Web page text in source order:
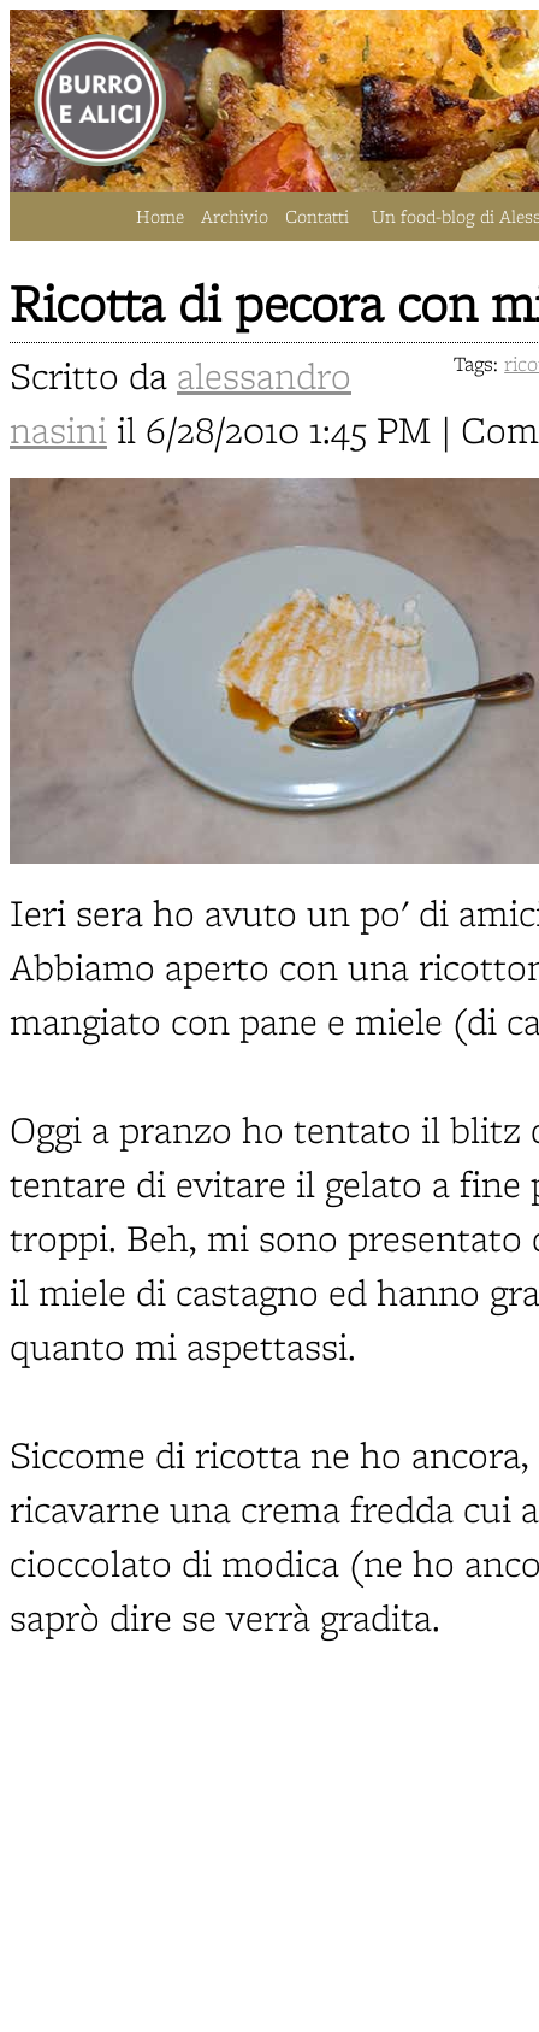
Home Archivio Contatti Un food-blog di
Ricotta di pecora con
Tags:
Scritto da alessandro
nasini il 6/28/2010 1:45 PM |
Ieri sera ho avuto un po' di
Abbiamo aperto con una
mangiato con pane e miele (di
Oggi a pranzo ho tentato il blitz
tentare di evitare il gelato a fine
troppi. Beh, mi sono
il miele di castagno ed hanno
quanto mi aspettassi.
Siccome di ricotta ne ho
ricavarne una crema fredda cui
cioccolato di modica (ne ho
saprò dire se verrà gradita.